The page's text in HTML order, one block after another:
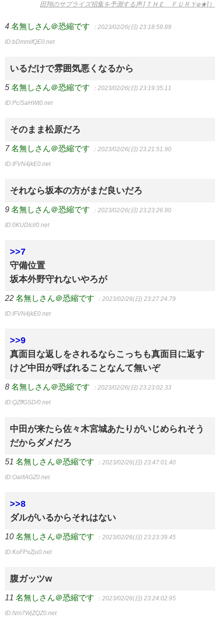
田翔のサプライズ招集を予測する声 [ＴＨＥ ＦＵＲＹφ★]）
4 名無しさん＠恐縮です ：2023/02/26(日) 23:18:59.89
ID:bDmmifQE0.net
いるだけで雰囲気悪くなるから
5 名無しさん＠恐縮です ：2023/02/26(日) 23:19:35.11
ID:Pc/SaHWt0.net
そのまま松原だろ
7 名無しさん＠恐縮です ：2023/02/26(日) 23:21:51.90
ID:IFVN4jkE0.net
それなら坂本の方がまだ良いだろ
9 名無しさん＠恐縮です ：2023/02/26(日) 23:23:26.90
ID:0KUDlcl/0.net
>>7
守備位置
坂本外野守れないやろが
22 名無しさん＠恐縮です ：2023/02/26(日) 23:27:24.79
ID:IFVN4jkE0.net
>>9
真面目な返しをされるならこっちも真面目に返す
けど中田が呼ばれることなんて無いぞ
8 名無しさん＠恐縮です ：2023/02/26(日) 23:23:02.33
ID:QZffGSD/0.net
中田が来たら佐々木宮城あたりがいじめられそう
だからダメだろ
51 名無しさん＠恐縮です ：2023/02/26(日) 23:47:01.40
ID:Oal/tAGZ0.net
>>8
ダルがいるからそれはない
10 名無しさん＠恐縮です ：2023/02/26(日) 23:23:39.45
ID:KoFPxZju0.net
腹ガッツw
11 名無しさん＠恐縮です ：2023/02/26(日) 23:24:02.95
ID:Nm7WjZQZ0.net